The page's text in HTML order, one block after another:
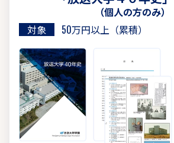
（個人の方のみ）
対象
50万円以上（累積）